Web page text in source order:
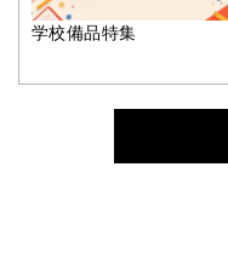
学校備品特集